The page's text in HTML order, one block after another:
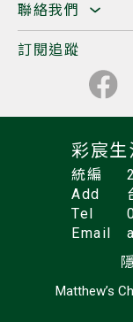
聯絡我們
訂閱追蹤
彩宸生
統編
Add
Tel
Email
Matthew’s